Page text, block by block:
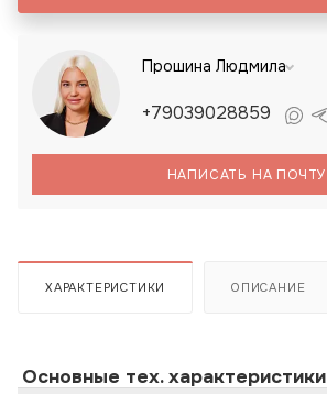
Прошина Людмила
+79039028859
НАПИСАТЬ НА ПОЧТУ
ХАРАКТЕРИСТИКИ ОПИСАНИЕ
Основные тех. характеристики